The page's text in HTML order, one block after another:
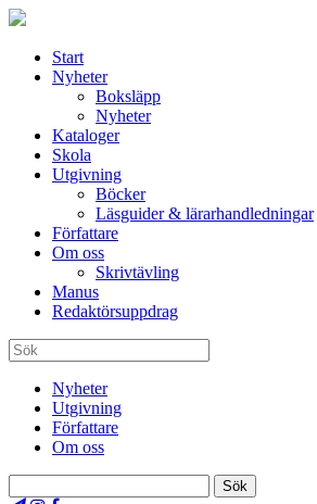
Start
Nyheter
Boksläpp
Nyheter
Kataloger
Skola
Utgivning
Böcker
Läsguider & lärarhandledningar
Författare
Om oss
Skrivtävling
Manus
Redaktörsuppdrag
Nyheter
Utgivning
Författare
Om oss